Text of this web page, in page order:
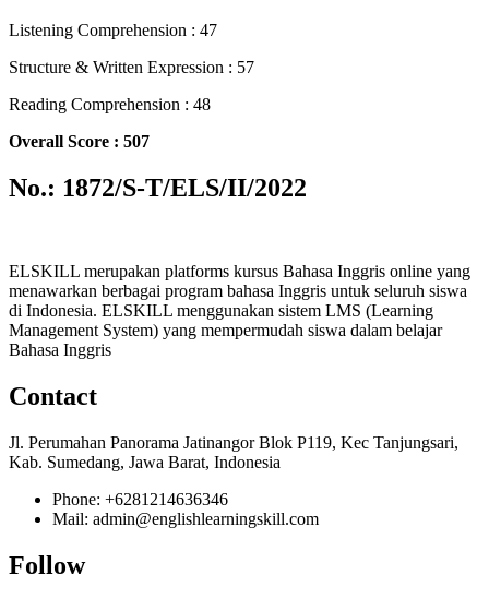
Listening Comprehension : 47
Structure & Written Expression : 57
Reading Comprehension : 48
Overall Score : 507
No.: 1872/S-T/ELS/II/2022
ELSKILL merupakan platforms kursus Bahasa Inggris online yang
menawarkan berbagai program bahasa Inggris untuk seluruh siswa
di Indonesia. ELSKILL menggunakan sistem LMS (Learning
Management System) yang mempermudah siswa dalam belajar
Bahasa Inggris
Contact
Jl. Perumahan Panorama Jatinangor Blok P119, Kec Tanjungsari,
Kab. Sumedang, Jawa Barat, Indonesia
Phone: +6281214636346
Mail: admin@englishlearningskill.com
Follow